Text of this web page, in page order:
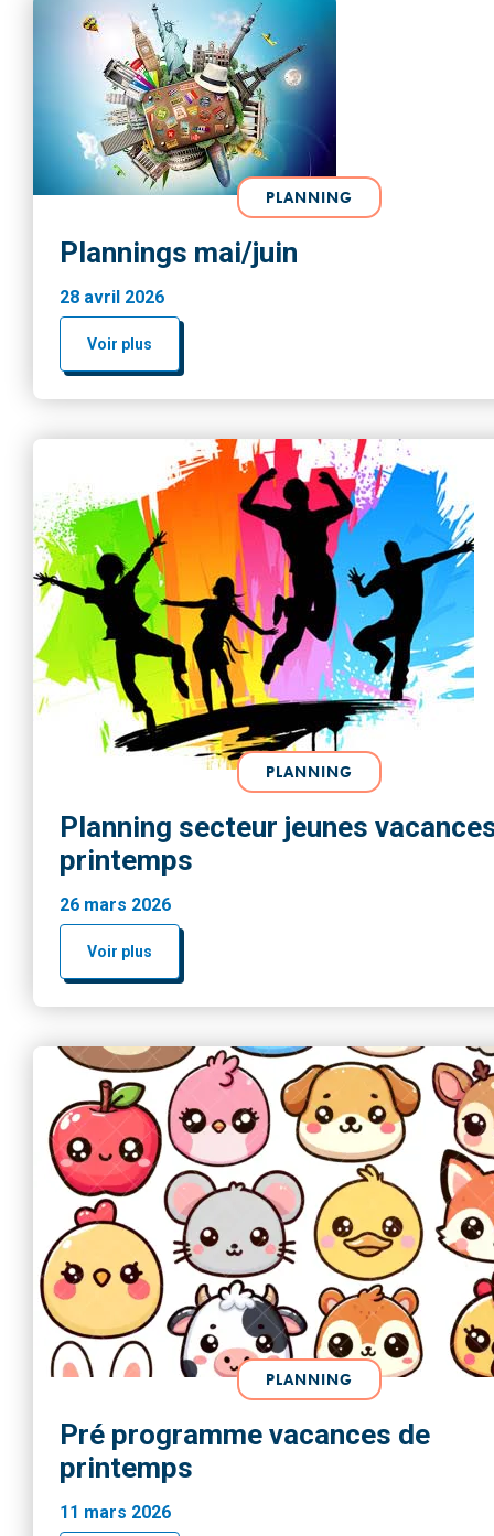
PLANNING
Plannings mai/juin
28 avril 2026
Voir plus
PLANNING
Planning secteur jeunes
printemps
26 mars 2026
Voir plus
PLANNING
Pré programme vacances de
printemps
11 mars 2026